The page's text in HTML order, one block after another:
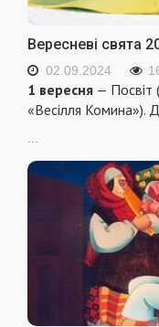
Вересневі свята
02.09.2024
1 вересня — Посвіт
«Весілля Комина»).
...